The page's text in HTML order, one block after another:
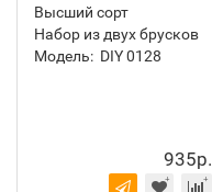
Высший сорт
Набор из двух брусков
Модель: DIY 0128
935р.